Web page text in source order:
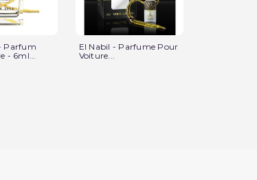
Parfum
- 6ml...
El Nabil - Parfume Pour
Voiture...